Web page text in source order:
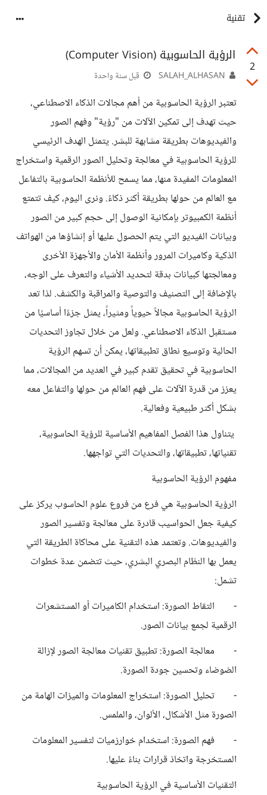
تقنية
2
الرؤية الحاسوبية (Computer Vision)
قبل سنة واحدة
تعتبر الرؤية الحاسوبية من أهم مجالات الذكاء الاصطناعي،
حيث تهدف إلى تمكين الآلات من "رؤية" وفهم الصور
والفيديوهات بطريقة مشابهة للبشر. يتمثل الهدف الرئيسي
للرؤية الحاسوبية في معالجة وتحليل الصور الرقمية واستخراج
المعلومات المفيدة منها، مما يسمح للأنظمة الحاسوبية بالتفاعل
مع العالم من حولها بطريقة أكثر ذكاءً. ونرى اليوم، كيف تتمتع
أنظمة الكمبيوتر بإمكانية الوصول إلى حجم كبير من الصور
وبيانات الفيديو التي يتم الحصول عليها أو إنشاؤها من الهواتف
الذكية وكاميرات المرور وأنظمة الأمان والأجهزة الأخرى
ومعالجتها كبيانات بدقة لتحديد الأشياء والتعرف على الوجه،
بالإضافة إلى التصنيف والتوصية والمراقبة والكشف. لذا تعد
الرؤية الحاسوبية مجالاً حيوياً ومثيراً، يمثل جزءًا أساسيًا من
مستقبل الذكاء الاصطناعي. ولعل من خلال تجاوز التحديات
الحالية وتوسيع نطاق تطبيقاتها، يمكن أن تسهم الرؤية
الحاسوبية في تحقيق تقدم كبير في العديد من المجالات، مما
يعزز من قدرة الآلات على فهم العالم من حولها والتفاعل معه
بشكل أكثر طبيعية وفعالية.
يتناول هذا الفصل المفاهيم الأساسية للرؤية الحاسوبية،
تقنياتها، تطبيقاتها، والتحديات التي تواجهها.
مفهوم الرؤية الحاسوبية
الرؤية الحاسوبية هي فرع من فروع علوم الحاسوب يركز على
كيفية جعل الحواسيب قادرة على معالجة وتفسير الصور
والفيديوهات. وتعتمد هذه التقنية على محاكاة الطريقة التي
يعمل بها النظام البصري البشري، حيث تتضمن عدة خطوات
تشمل:
- التقاط الصورة: استخدام الكاميرات أو المستشعرات
الرقمية لجمع بيانات الصور.
- معالجة الصورة: تطبيق تقنيات معالجة الصور لإزالة
الضوضاء وتحسين جودة الصورة.
- تحليل الصورة: استخراج المعلومات والميزات الهامة من
الصورة مثل الأشكال، الألوان، والملمس.
- فهم الصورة: استخدام خوارزميات لتفسير المعلومات
المستخرجة واتخاذ قرارات بناءً عليها.
التقنيات الأساسية في الرؤية الحاسوبية